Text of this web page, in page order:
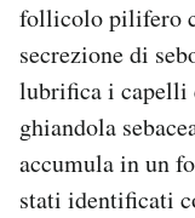
follicolo pilifero
secrezione di
lubrifica i capelli
ghiandola
accumula in un
stati identificati